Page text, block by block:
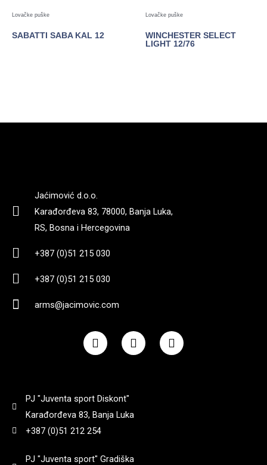
Lovačke puške
SABATTI SABA KAL 12
Lovačke puške
WINCHESTER SELECT
LIGHT 12/76
Jaćimović d.o.o.
Karađorđeva 83, 78000, Banja Luka,
RS, Bosna i Hercegovina
+387 (0)51 215 030
+387 (0)51 215 030
arms@jacimovic.com
F
a
c
o
k
I
n
s
a
Y
o
u
PJ "Juventa sport Diskont"
Karađorđeva 83, Banja Luka
+387 (0)51 212 254
PJ "Juventa sport" Gradiška